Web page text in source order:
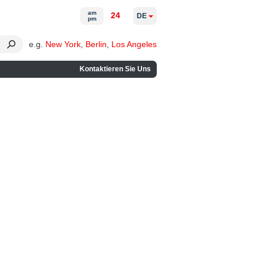
e.g. New York Berlin Los Angeles
Kontaktieren Sie Uns
am
pm
24 DE